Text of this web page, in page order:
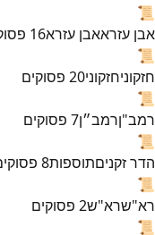
📜
אבן עזראאבן עזרא16
📜
חזקוניחזקוני20 פסוקים
📜
רמב"ןרמב״ן7 פסוקים
📜
הדר זקניםתוספות8
📜
רא"שרא"ש2 פסוקים
📜